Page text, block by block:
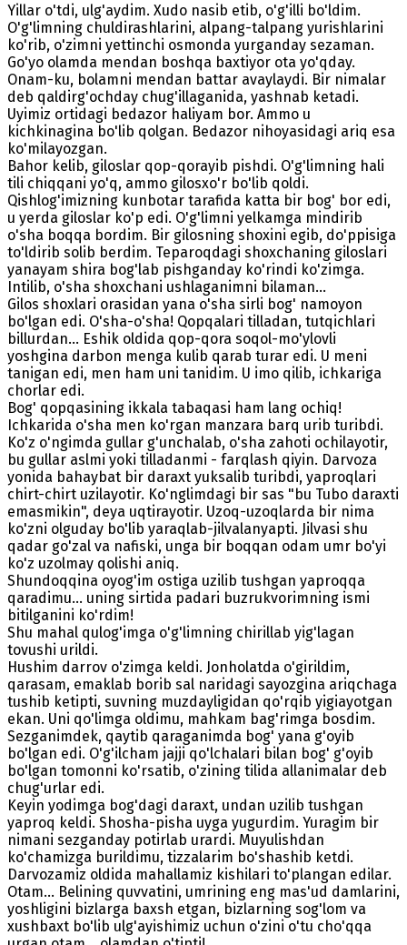
Yillar o'tdi, ulg'aydim. Xudo nasib etib, o'g'illi bo'ldim.
O'g'limning chuldirashlarini, alpang-talpang yurishlarini
ko'rib, o'zimni yettinchi osmonda yurganday sezaman.
Go'yo olamda mendan boshqa baxtiyor ota yo'qday.
Onam-ku, bolamni mendan battar avaylaydi. Bir nimalar
deb qaldirg'ochday chug'illaganida, yashnab ketadi.
Uyimiz ortidagi bedazor haliyam bor. Ammo u
kichkinagina bo'lib qolgan. Bedazor nihoyasidagi ariq esa
ko'milayozgan.
Bahor kelib, giloslar qop-qorayib pishdi. O'g'limning hali
tili chiqqani yo'q, ammo gilosxo'r bo'lib qoldi.
Qishlog'imizning kunbotar tarafida katta bir bog' bor edi,
u yerda giloslar ko'p edi. O'g'limni yelkamga mindirib
o'sha boqqa bordim. Bir gilosning shoxini egib, do'ppisiga
to'ldirib solib berdim. Teparoqdagi shoxchaning giloslari
yanayam shira bog'lab pishganday ko'rindi ko'zimga.
Intilib, o'sha shoxchani ushlaganimni bilaman...
Gilos shoxlari orasidan yana o'sha sirli bog' namoyon
bo'lgan edi. O'sha-o'sha! Qopqalari tilladan, tutqichlari
billurdan... Eshik oldida qop-qora soqol-mo'ylovli
yoshgina darbon menga kulib qarab turar edi. U meni
tanigan edi, men ham uni tanidim. U imo qilib, ichkariga
chorlar edi.
Bog' qopqasining ikkala tabaqasi ham lang ochiq!
Ichkarida o'sha men ko'rgan manzara barq urib turibdi.
Ko'z o'ngimda gullar g'unchalab, o'sha zahoti ochilayotir,
bu gullar aslmi yoki tilladanmi - farqlash qiyin. Darvoza
yonida bahaybat bir daraxt yuksalib turibdi, yaproqlari
chirt-chirt uzilayotir. Ko'nglimdagi bir sas "bu Tubo daraxti
emasmikin", deya uqtirayotir. Uzoq-uzoqlarda bir nima
ko'zni olguday bo'lib yaraqlab-jilvalanyapti. Jilvasi shu
qadar go'zal va nafiski, unga bir boqqan odam umr bo'yi
ko'z uzolmay qolishi aniq.
Shundoqqina oyog'im ostiga uzilib tushgan yaproqqa
qaradimu... uning sirtida padari buzrukvorimning ismi
bitilganini ko'rdim!
Shu mahal qulog'imga o'g'limning chirillab yig'lagan
tovushi urildi.
Hushim darrov o'zimga keldi. Jonholatda o'girildim,
qarasam, emaklab borib sal naridagi sayozgina ariqchaga
tushib ketipti, suvning muzdayligidan qo'rqib yigiayotgan
ekan. Uni qo'limga oldimu, mahkam bag'rimga bosdim.
Sezganimdek, qaytib qaraganimda bog' yana g'oyib
bo'lgan edi. O'g'ilcham jajji qo'lchalari bilan bog' g'oyib
bo'lgan tomonni ko'rsatib, o'zining tilida allanimalar deb
chug'urlar edi.
Keyin yodimga bog'dagi daraxt, undan uzilib tushgan
yaproq keldi. Shosha-pisha uyga yugurdim. Yuragim bir
nimani sezganday potirlab urardi. Muyulishdan
ko'chamizga burildimu, tizzalarim bo'shashib ketdi.
Darvozamiz oldida mahallamiz kishilari to'plangan edilar.
Otam... Belining quvvatini, umrining eng mas'ud damlarini,
yoshligini bizlarga baxsh etgan, bizlarning sog'lom va
xushbaxt bo'lib ulg'ayishimiz uchun o'zini o'tu cho'qqa